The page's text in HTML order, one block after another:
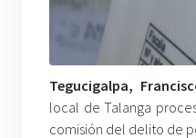
Tegucigalpa,
local de Talanga
comisión del delito de